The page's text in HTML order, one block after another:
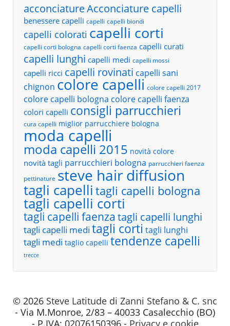
acconciatureAcconciature capelli
benessere capelli capelli capelli biondi
capelli colorati capelli corti
capelli corti bologna capelli corti faenza capelli curati
capelli lunghi capelli medi capelli mossi
capelli ricci capelli rovinati capelli sani
chignon colore capelli colore capelli 2017
colore capelli bologna colore capelli faenza
colori capelli consigli parrucchieri
cura capelli miglior parrucchiere bologna
moda capelli
moda capelli 2015 novità colore
novità tagli parrucchieri bologna parrucchieri faenza
pettinature steve hair diffusion
tagli capelli tagli capelli bologna
tagli capelli corti
tagli capelli faenza tagli capelli lunghi
tagli capelli medi tagli corti tagli lunghi
tagli medi taglio capelli tendenze capelli
trecce
© 2026 Steve Latitude di Zanni Stefano & C. snc
- Via M.Monroe, 2/83 – 40033 Casalecchio (BO)